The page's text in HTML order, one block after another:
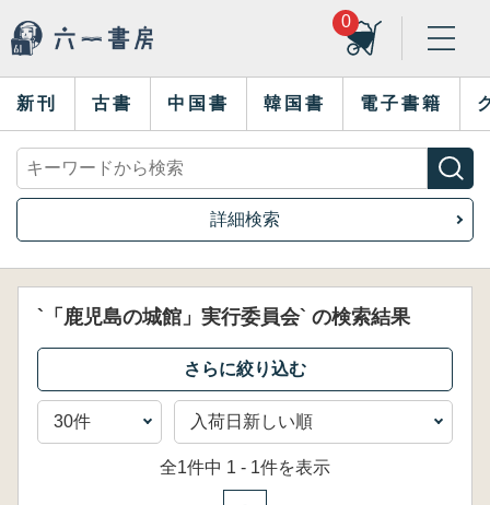
0
新刊 古書 中国書 韓国書 電子書籍
詳細検索
`「鹿児島の城館」実行委員会` の検索結果
全1件中 1 - 1件を表示